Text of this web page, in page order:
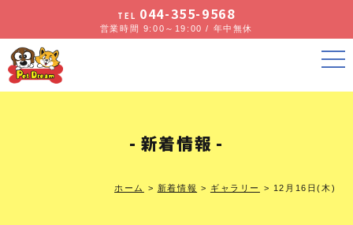
TEL 044-355-9568
営業時間 9:00～19:00 / 年中無休
新着情報
ホーム > 新着情報 > ギャラリー > 12月16日(木)